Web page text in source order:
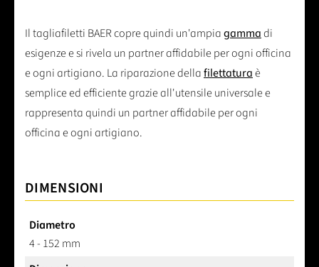
Il tagliafiletti BAER copre quindi un'ampiagammadi
esigenze e si rivela un partner affidabile per ogni officina
e ogni artigiano. La riparazione dellafilettaturaè
semplice ed efficiente grazie all'utensile universale e
rappresenta quindi un partner affidabile per ogni
officina e ogni artigiano.
DIMENSIONI
Diametro
4 - 152 mm